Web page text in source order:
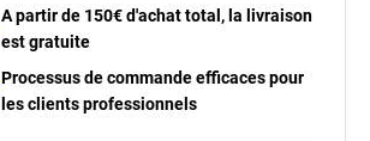
A partir de 150€ d'achat total, la livraison
est gratuite
Processus de commande efficaces pour
les clients professionnels